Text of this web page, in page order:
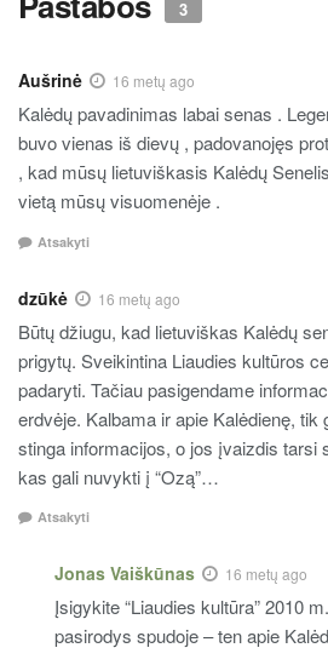
3
Aušrinė 16 metų ago
Kalėdų pavadinimas labai senas .
buvo vienas iš dievų , padovanojęs
, kad mūsų lietuviškasis Kalėdų
vietą mūsų visuomenėje .
Atsakyti
dzūkė 16 metų ago
Būtų džiugu, kad lietuviškas Kalėdų
prigytų. Sveikintina Liaudies kultūros
padaryti. Tačiau pasigendame
erdvėje. Kalbama ir apie Kalėdienę, tik
stinga informacijos, o jos įvaizdis tarsi
kas gali nuvykti į “Ozą”…
Atsakyti
Jonas Vaiškūnas 16 metų ago
Įsigykite “Liaudies kultūra” 2010
pasirodys spudoje – ten apie